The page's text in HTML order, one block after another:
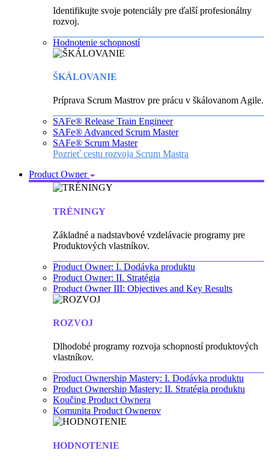
Identifikujte svoje potenciály pre ďalší profesionálny
rozvoj.
Hodnotenie schopností
ŠKÁLOVANIE
Príprava Scrum Mastrov pre prácu v škálovanom Agile.
SAFe® Release Train Engineer
SAFe® Advanced Scrum Master
SAFe® Scrum Master
Pozrieť cestu rozvoja Scrum Mastra
Product Owner
TRÉNINGY
Základné a nadstavbové vzdelávacie programy pre
Produktových vlastníkov.
Product Owner: I. Dodávka produktu
Product Owner: II. Stratégia
Product Owner III: Objectives and Key Results
ROZVOJ
Dlhodobé programy rozvoja schopností produktových
vlastníkov.
Product Ownership Mastery: I. Dodávka produktu
Product Ownership Mastery: II. Stratégia produktu
Koučing Product Ownera
Komunita Product Ownerov
HODNOTENIE